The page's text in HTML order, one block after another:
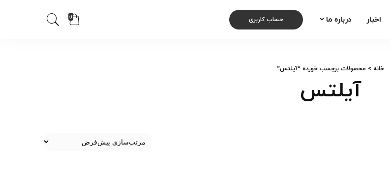
اخبار درباره ما حساب کاربری 0
خانه > محصولات برچسب خورده “آیلتس”
آیلتس